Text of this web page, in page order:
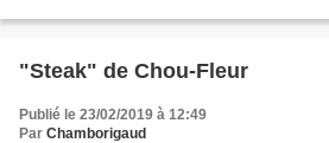
"Steak" de Chou-Fleur
Publié le 23/02/2019 à 12:49
Par Chamborigaud